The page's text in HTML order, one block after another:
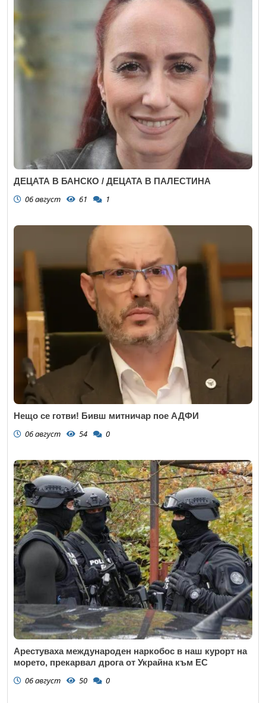
ДЕЦАТА В БАНСКО / ДЕЦАТА В ПАЛЕСТИНА
06 август 61 1
Нещо се готви! Бивш митничар пое АДФИ
06 август 54 0
Арестуваха международен наркобос в наш курорт на
морето, прекарвал дрога от Украйна към ЕС
06 август 50 0